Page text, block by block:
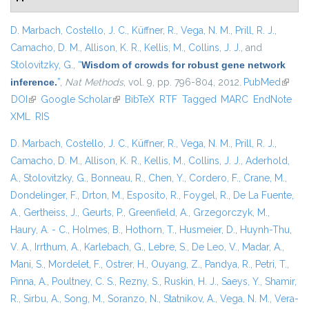
D. Marbach, Costello, J. C., Küffner, R., Vega, N. M., Prill, R. J.,
Camacho, D. M., Allison, K. R., Kellis, M., Collins, J. J., and
Stolovitzky, G., “Wisdom of crowds for robust gene network
inference.”, Nat Methods, vol. 9, pp. 796-804, 2012. PubMed(link is
DOI (link is external)
Google Scholar(link is external)
BibTeX RTF Tagged MARC EndNote
XML RIS
D. Marbach, Costello, J. C., Küffner, R., Vega, N. M., Prill, R. J.,
Camacho, D. M., Allison, K. R., Kellis, M., Collins, J. J., Aderhold,
A., Stolovitzky, G., Bonneau, R., Chen, Y., Cordero, F., Crane, M.,
Dondelinger, F., Drton, M., Esposito, R., Foygel, R., De La Fuente,
A., Gertheiss, J., Geurts, P., Greenfield, A., Grzegorczyk, M.,
Haury, A. - C., Holmes, B., Hothorn, T., Husmeier, D., Huynh-Thu,
V. A., Irrthum, A., Karlebach, G., Lebre, S., De Leo, V., Madar, A.,
Mani, S., Mordelet, F., Ostrer, H., Ouyang, Z., Pandya, R., Petri, T.,
Pinna, A., Poultney, C. S., Rezny, S., Ruskin, H. J., Saeys, Y., Shamir,
R., Sirbu, A., Song, M., Soranzo, N., Statnikov, A., Vega, N. M., Vera-